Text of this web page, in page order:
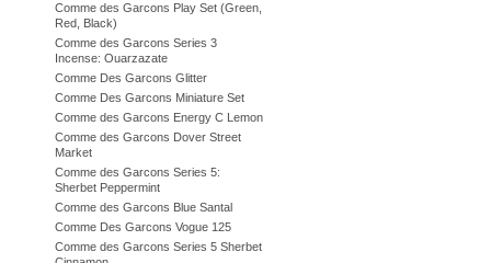
Comme des Garcons Play Set (Green,
Red, Black)
Comme des Garcons Series 3
Incense: Ouarzazate
Comme Des Garcons Glitter
Comme Des Garcons Miniature Set
Comme des Garcons Energy C Lemon
Comme des Garcons Dover Street
Market
Comme des Garcons Series 5:
Sherbet Peppermint
Comme des Garcons Blue Santal
Comme Des Garcons Vogue 125
Comme des Garcons Series 5 Sherbet